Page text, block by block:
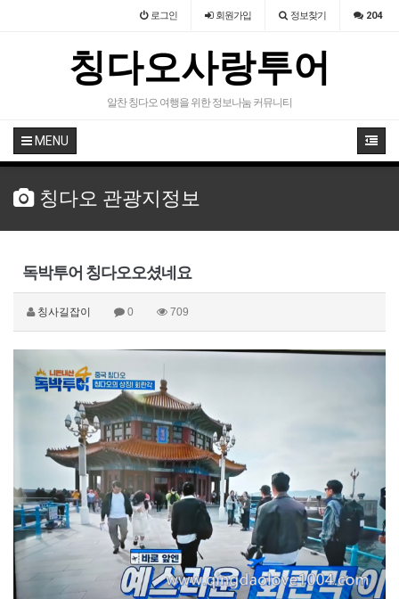
로그인 회원가입 정보찾기 204
칭다오사랑투어
알찬 칭다오 여행을 위한 정보나눔 커뮤니티
MENU
칭다오 관광지정보
독박투어 칭다오오셨네요
칭사길잡이 0 709